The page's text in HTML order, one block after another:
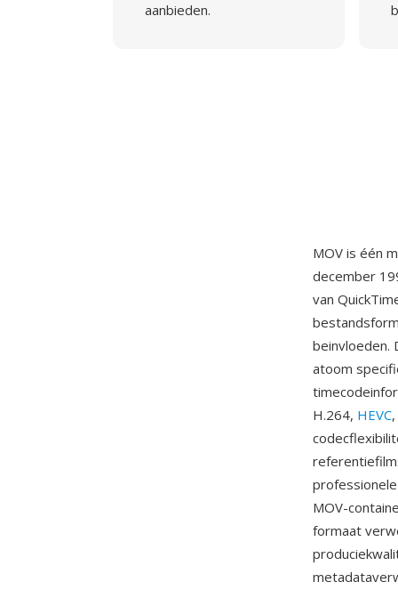
aanbieden.
MOV is één
december
van
beinvloeden.
atoom
H.264, HEVC
MOV-
formaat